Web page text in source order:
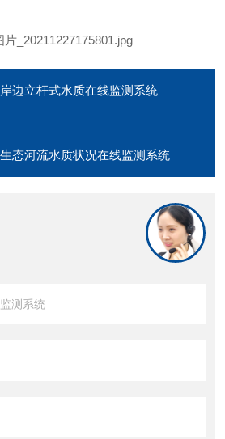
边立杆式水质在线监测系统
态河流水质状况在线监测系统